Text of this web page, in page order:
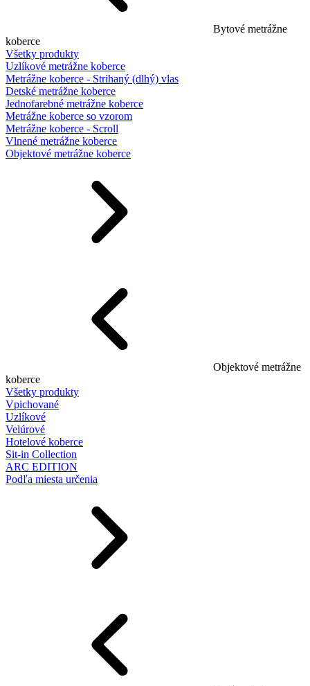
Bytové metrážne
koberce
Všetky produkty
Uzlíkové metrážne koberce
Metrážne koberce - Strihaný (dlhý) vlas
Detské metrážne koberce
Jednofarebné metrážne koberce
Metrážne koberce so vzorom
Metrážne koberce - Scroll
Vlnené metrážne koberce
Objektové metrážne koberce
Objektové metrážne
koberce
Všetky produkty
Vpichované
Uzlíkové
Velúrové
Hotelové koberce
Sit-in Collection
ARC EDITION
Podľa miesta určenia